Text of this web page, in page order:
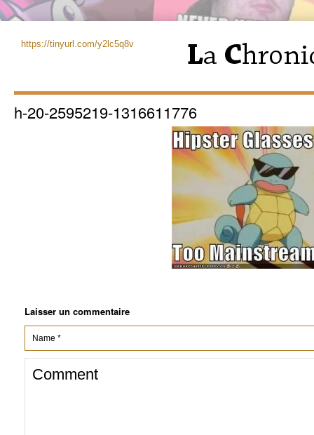
https://tinyurl.com/y2lc5q8v
h-20-2595219-1316611776
Laisser un commentaire